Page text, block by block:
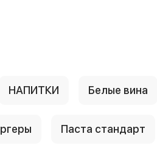
НАПИТКИ Белые вина
Паста стандарт